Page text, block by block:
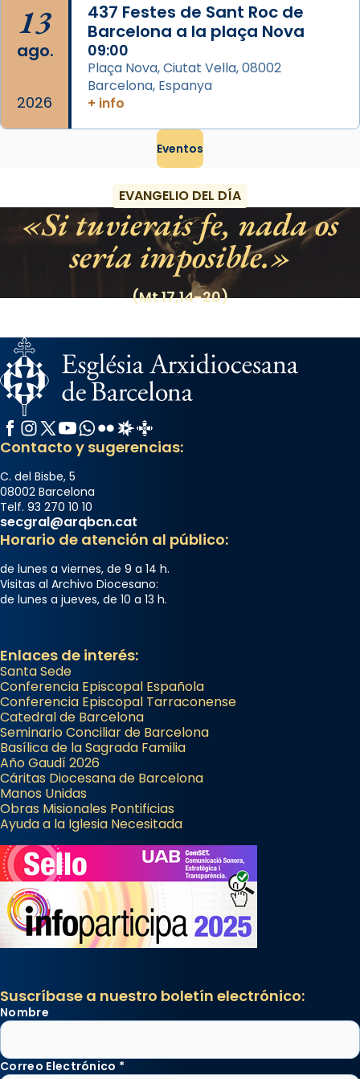
13
ago.
2026
437 Festes de Sant Roc de
Barcelona a la plaça Nova
09:00
Plaça Nova, Ciutat Vella, 08002
Barcelona, Espanya
+ info
Eventos
EVANGELIO DEL DÍA
Si tuvierais fe, nada os
sería imposible.
(Mt 17,14-20)
Facebook
Instagram
X / Twitter
YouTube
WhatsApp
FlickrRadio Estel
Catalunya Cristiana
Contacto y sugerencias:
C. del Bisbe, 5
08002 Barcelona
Telf. 93 270 10 10
secgral@arqbcn.cat
Horario de atención al público:
de lunes a viernes, de 9 a 14 h.
Visitas al Archivo Diocesano:
de lunes a jueves, de 10 a 13 h.
Enlaces de interés:
Santa Sede
Conferencia Episcopal Española
Conferencia Episcopal Tarraconense
Catedral de Barcelona
Seminario Conciliar de Barcelona
Basílica de la Sagrada Familia
Año Gaudí 2026
Cáritas Diocesana de Barcelona
Manos Unidas
Obras Misionales Pontificias
Ayuda a la Iglesia Necesitada
Suscríbase a nuestro boletín electrónico:
Nombre
Correo Electrónico *